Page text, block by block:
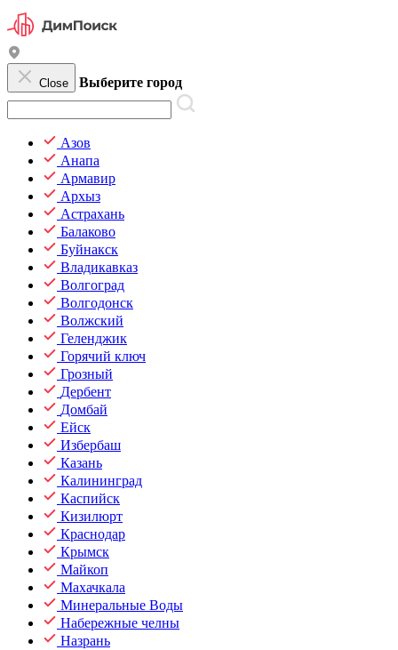
Close Выберите город
Азов
Анапа
Армавир
Архыз
Астрахань
Балаково
Буйнакск
Владикавказ
Волгоград
Волгодонск
Волжский
Геленджик
Горячий ключ
Грозный
Дербент
Домбай
Ейск
Избербаш
Казань
Калининград
Каспийск
Кизилюрт
Краснодар
Крымск
Майкоп
Махачкала
Минеральные Воды
Набережные челны
Назрань